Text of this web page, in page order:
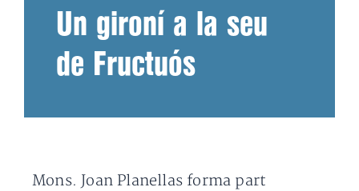
Un gironí a la seu
de Fructuós
Mons. Joan Planellas forma part